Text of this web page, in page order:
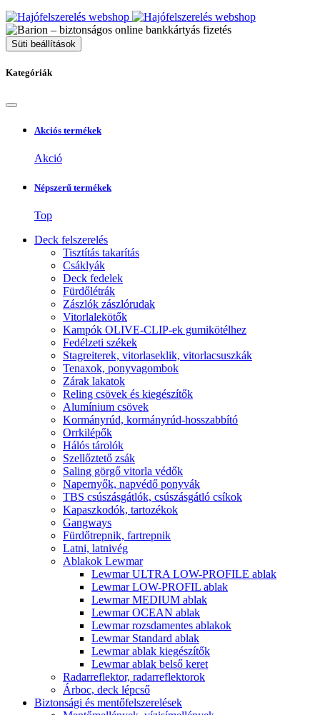
Süti beállítások
Kategóriák
Akciós termékek
Akció
Népszerű termékek
Top
Deck felszerelés
Tisztítás takarítás
Csáklyák
Deck fedelek
Fürdőlétrák
Zászlók zászlórudak
Vitorlalekötők
Kampók OLIVE-CLIP-ek gumikötélhez
Fedélzeti székek
Stagreiterek, vitorlaseklik, vitorlacsuszkák
Tenaxok, ponyvagombok
Zárak lakatok
Reling csövek és kiegészítők
Alumínium csövek
Kormányrúd, kormányrúd-hosszabbító
Orrkilépők
Hálós tárolók
Szellőztető zsák
Saling görgő vitorla védők
Napernyők, napvédő ponyvák
TBS csúszásgátlók, csúszásgátló csíkok
Kapaszkodók, tartozékok
Gangways
Fürdőtrepnik, fartrepnik
Latni, latnivég
Ablakok Lewmar
Lewmar ULTRA LOW-PROFILE ablak
Lewmar LOW-PROFIL ablak
Lewmar MEDIUM ablak
Lewmar OCEAN ablak
Lewmar rozsdamentes ablakok
Lewmar Standard ablak
Lewmar ablak kiegészítők
Lewmar ablak belső keret
Radarreflektor, radarreflektorok
Árboc, deck lépcső
Biztonsági és mentőfelszerelések